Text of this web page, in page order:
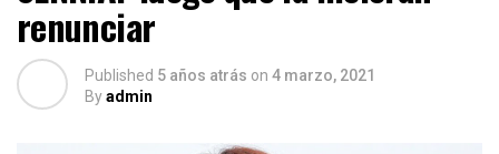
renunciar
Published 5 años atrás on 4 marzo, 2021
Byadmin